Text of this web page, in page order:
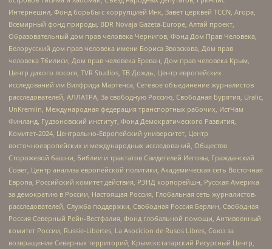
Интернешнл, Фонд борьбы с коррупцией Инк, Завет церквей TCCN, Агора,
Всемирный фонд природы, BDR Novaja Gazeta-Europe, Алтай проект,
Образовательный дом прав человека Чернигов, Фонд Дом Прав Человека,
Белорусский дом прав человека имени Бориса Звозскова, Дом прав
человека Тбилиси, Дом прав человека Ереван, Дом прав человека Крым,
Центр дикого лосося, TVR Studios, ТВ Дождь, Центр европейских
исследований им Вилфрида Мартенса, Сетевое объединение журналистов
расследователей, АЛЛАТРА, За свободную Россию, Свободная Бурятия, Uralic,
UnKremlin, Международная федерация транспортных рабочих, ИстЧам
Финланд, Гудзоновский институт, Фонд Демократического Развития,
Комитет-2024, Центрально-Европейский университет, Центр
восточноевропейских и международных исследований, Общество
Сторожевой башни, Библии и трактатов Свидетелей Иеговы, Гражданский
Совет, Центр анализа европейской политики, Академическая сеть Восточная
Европа, Российский комитет действия, РЭНД корпорейшн, Русская Америка
за демократию в России, Настоящая Россия, Глобальная сеть журналистов-
расследователей, Служба поддержки, Свободная Россия Берлин, Свободная
Россия Северный Рейн-Вестфалия, Фонд глобальной помощи, Антивоенный
комитет России, Russie-Libertes, La Asocicion de Rusos Libres, Союз за
возвращение Северных территорий, Крымскотатарский Ресурсный Центр,